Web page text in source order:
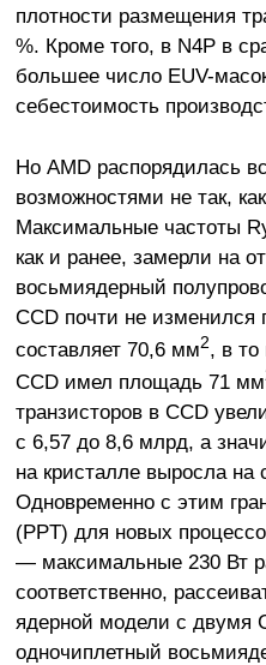
плотности размещения
%. Кроме того, в N4P в
большее число EUV-
себестоимость
Но AMD распорядилась
возможностями не так,
Максимальные частоты
как и ранее, замерли на
восьмиядерный
CCD почти не
составляет 70,6 мм2, в то
CCD имел площадь 71 мм
транзисторов в CCD
с 6,57 до 8,6 млрд, а
на кристалле выросла на
Одновременно с этим
(PPT) для новых
— максимальные 230 Вт
соответственно,
ядерной модели с двумя
одночиплетный